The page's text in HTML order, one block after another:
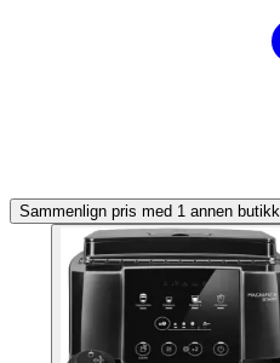
Sammenlign pris med 1 annen butikk